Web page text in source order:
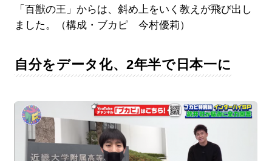
「百獣の王」からは、斜め上をいく教えが飛び出し
ました。（構成・ブカピ 今村優莉）
自分をデータ化、2年半で日本一に